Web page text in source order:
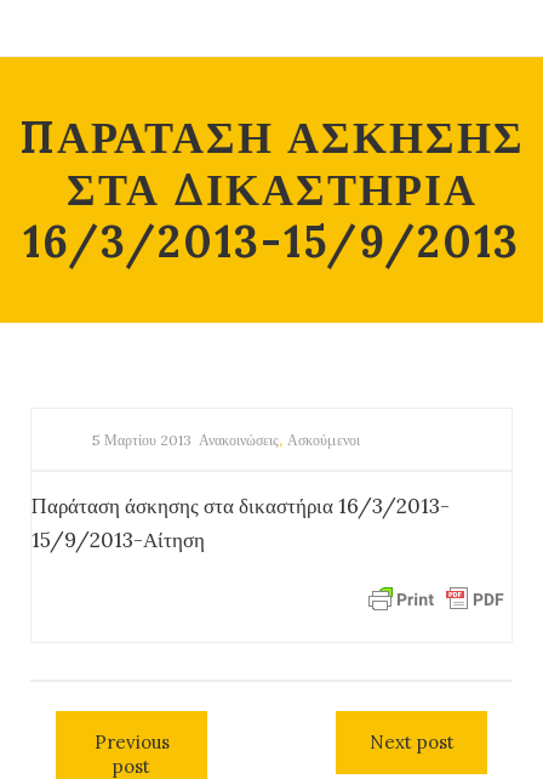
ΠΑΡΑΤΑΣΗ ΑΣΚΗΣΗΣ
ΣΤΑ ΔΙΚΑΣΤΗΡΙΑ
16/3/2013-15/9/2013
5 Μαρτίου 2013 Ανακοινώσεις, Ασκούμενοι
Παράταση άσκησης στα δικαστήρια 16/3/2013-
15/9/2013-Αίτηση
Previous
post
Next post